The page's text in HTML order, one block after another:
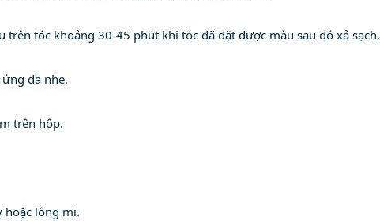
trên tóc khoảng 30-45 phút khi tóc đã đặt được màu sau đó xả sạch.
da nhẹ.
trên hộp.
hoặc lông mi.